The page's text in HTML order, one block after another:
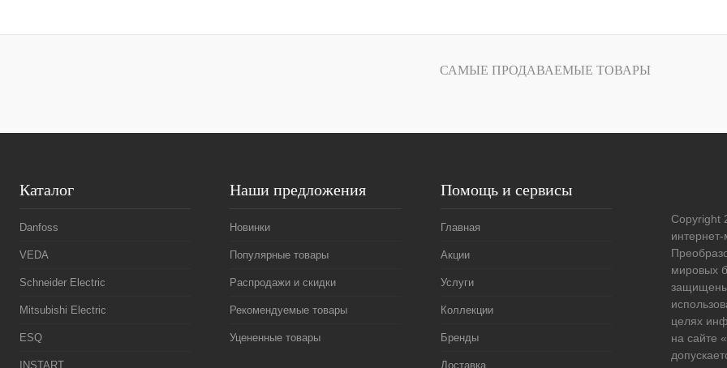
САМЫЕ ПРОДАВАЕМЫЕ ТОВАРЫ
Каталог
Danfoss
VEDA
Schneider Electric
Mitsubishi Electric
ESQ
INSTART
Наши предложения
Новинки
Популярные товары
Распродажи и скидки
Рекомендуемые товары
Уцененные товары
Помощь и сервисы
Главная
Акции
Услуги
Коллекции
Бренды
Доставка
Copyright
интернет-
мировых
целях
на сайте